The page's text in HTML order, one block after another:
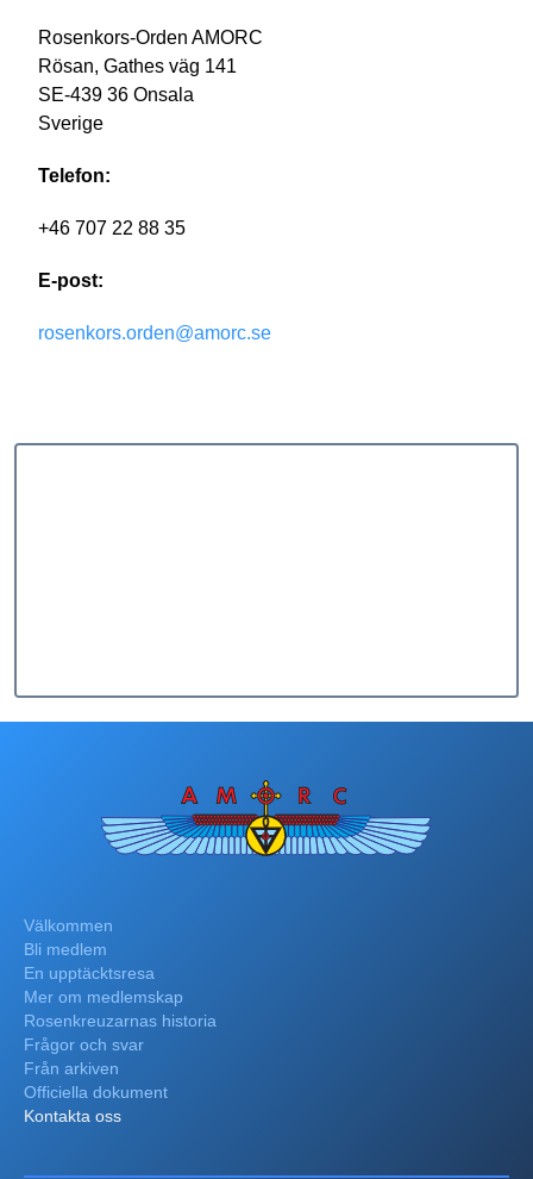
Rosenkors-Orden AMORC
Rösan, Gathes väg 141
SE-439 36 Onsala
Sverige
Telefon:
+46 707 22 88 35
E-post:
rosenkors.orden@amorc.se
Välkommen
Bli medlem
En upptäcktsresa
Mer om medlemskap
Rosenkreuzarnas historia
Frågor och svar
Från arkiven
Officiella dokument
Kontakta oss